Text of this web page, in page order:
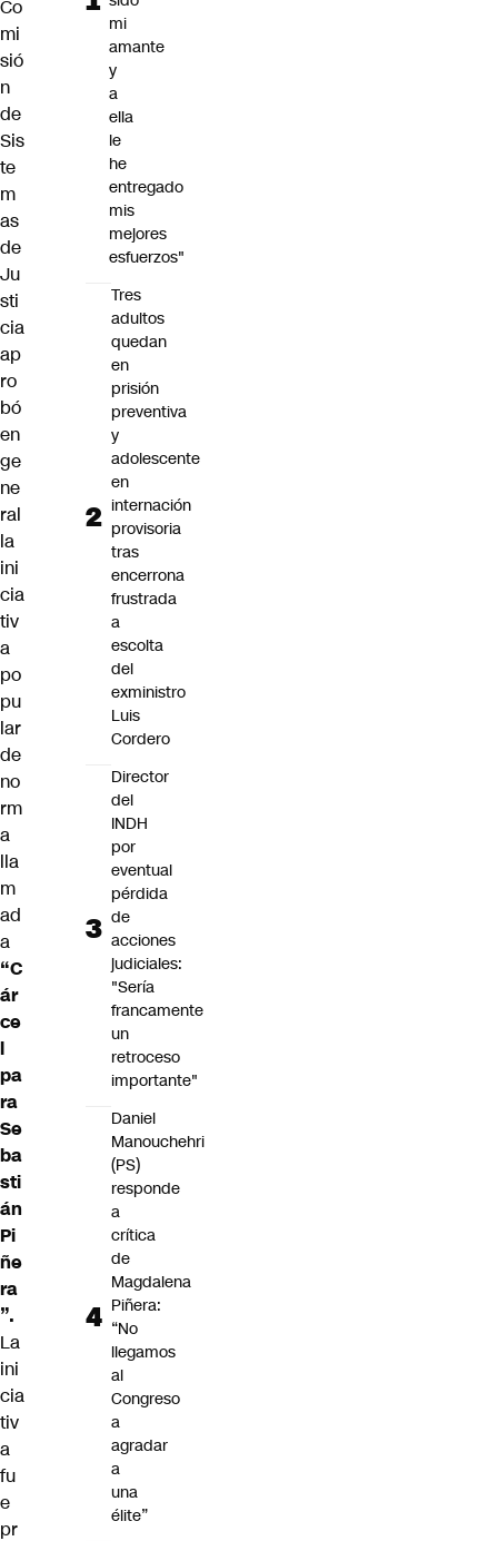
Co
mi
sió
n
de
Sis
te
m
as
de
Ju
sti
cia
ap
ro
bó
en
ge
ne
ral
la
ini
cia
tiv
a
po
pu
lar
de
no
rm
a
lla
m
ad
a
“C
ár
ce
l
pa
ra
Se
ba
sti
án
Pi
ñe
ra
”.
La
ini
cia
tiv
a
fu
e
pr
mi
amante
y
a
ella
le
he
entregado
mis
mejores
esfuerzos"
Tres
adultos
quedan
en
prisión
preventiva
y
adolescente
en
internación
provisoria
tras
encerrona
frustrada
a
escolta
del
exministro
Luis
Cordero
Director
del
INDH
por
eventual
pérdida
de
acciones
judiciales:
"Sería
francamente
un
retroceso
importante"
Daniel
Manouchehri
(PS)
responde
a
crítica
de
Magdalena
Piñera:
“No
llegamos
al
Congreso
a
agradar
a
una
élite”